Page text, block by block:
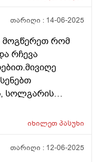
5 ფლაკონი
თარიღი : 14-06-2025
მოგწერეთ რომ
რჩევა
სოლგარის
და ხანგრძლივობა
და
იხილეთპასუხი
თარიღი : 12-06-2025